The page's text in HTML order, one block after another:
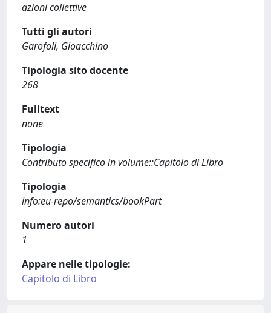
azioni collettive
Tutti gli autori
Garofoli, Gioacchino
Tipologia sito docente
268
Fulltext
none
Tipologia
Contributo specifico in volume::Capitolo di Libro
Tipologia
info:eu-repo/semantics/bookPart
Numero autori
1
Appare nelle tipologie:
Capitolo di Libro